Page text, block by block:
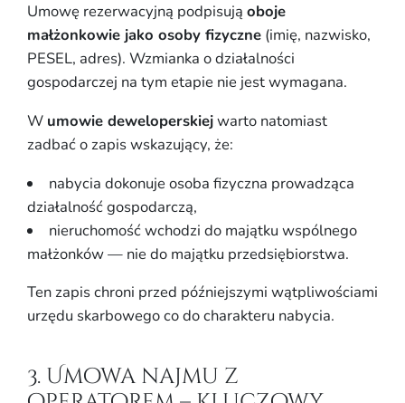
Umowę rezerwacyjną podpisują oboje
małżonkowie jako osoby fizyczne (imię, nazwisko,
PESEL, adres). Wzmianka o działalności
gospodarczej na tym etapie nie jest wymagana.
W umowie deweloperskiejwarto natomiast
zadbać o zapis wskazujący, że:
nabycia dokonuje osoba fizyczna prowadząca
działalność gospodarczą,
nieruchomość wchodzi do majątku wspólnego
małżonków — nie do majątku przedsiębiorstwa.
Ten zapis chroni przed późniejszymi wątpliwościami
urzędu skarbowego co do charakteru nabycia.
3. Umowa najmu z